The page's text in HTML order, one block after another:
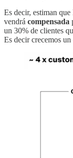
Es decir, estiman que
vendrá compensada
un 30% de clientes
Es decir crecemos